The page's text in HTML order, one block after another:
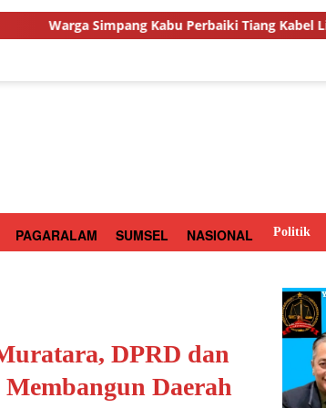
Kabu Perbaiki Tiang Kabel Listrik Secara
PAGARALAM SUMSEL NASIONAL Politik
DPRD dan
Daerah